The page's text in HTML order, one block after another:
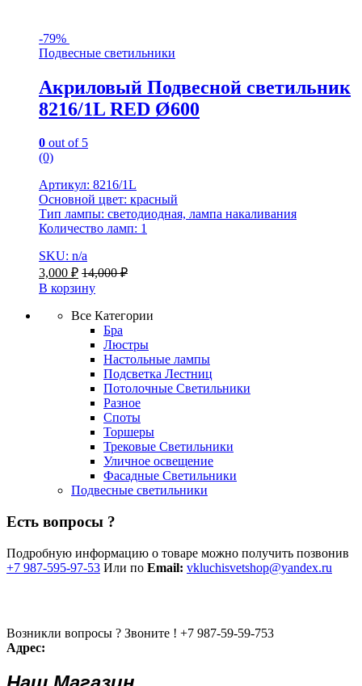
-79%
Подвесные светильники
Акриловый Подвесной светильник
8216/1L RED Ø600
0 out of 5
(0)
Артикул: 8216/1L
Основной цвет: красный
Тип лампы: светодиодная, лампа накаливания
Количество ламп: 1
SKU: n/a
3,000 ₽ 14,000₽
В корзину
Все Категории
Бра
Люстры
Настольные лампы
Подсветка Лестниц
Потолочные Светильники
Разное
Споты
Торшеры
Трековые Светильники
Уличное освещение
Фасадные Светильники
Подвесные светильники
Есть вопросы ?
Подробную информацию о товаре можно получить позвонив
+7 987-595-97-53 Или по Email: vkluchisvetshop@yandex.ru
Возникли вопросы ? Звоните ! +7 987-59-59-753
Адрес: